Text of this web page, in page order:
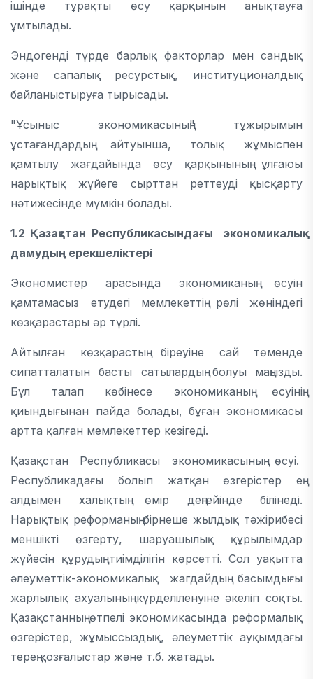
ішінде тұрақты өсу қарқынын анықтауға
ұмтылады.
Эндогенді түрде барлық факторлар мен сандық
және сапалық ресурстық, институционалдық
байланыстыруға тырысады.
"Ұсыныс экономикасының" тұжырымын
ұстағандардың айтуынша, толық жұмыспен
қамтылу жағдайында өсу қарқынының ұлғаюы
нарықтық жүйеге сырттан реттеуді қысқарту
нәтижесінде мүмкін болады.
1.2 Қазақстан Республикасындағы экономикалық
дамудың ерекшеліктері
Экономистер арасында экономиканың өсуін
қамтамасыз етудегі мемлекеттің рөлі жөніндегі
көзқарастары әр түрлі.
Айтылған көзқарастың біреуіне сай төменде
сипатталатын басты сатылардың болуы маңызды.
Бұл талап көбінесе экономиканың өсуінің
қиындығынан пайда болады, бұған экономикасы
артта қалған мемлекеттер кезігеді.
Қазақстан Республикасы экономикасының өсуі.
Республикадағы болып жатқан өзгерістер ең
алдымен халықтың өмір деңгейінде білінеді.
Нарықтық реформаның бірнеше жылдық тәжірибесі
меншікті өзгерту, шаруашылық құрылымдар
жүйесін құрудың тиімділігін көрсетті. Сол уақытта
әлеуметтік-экономикалық жагдайдың басымдығы
жарлылық ахуалының күрделіленуіне әкеліп соқты.
Қазақстанның өтпелі экономикасында реформалық
өзгерістер, жұмыссыздық, әлеуметтік ауқымдағы
терең қозғалыстар және т.б. жатады.